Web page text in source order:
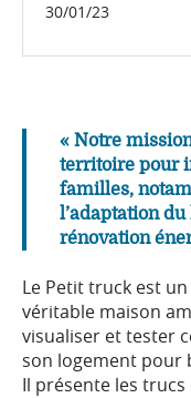
30/01/23
« Notre
territoire pour
familles,
l’adaptation
rénovation
Le Petit truck est
véritable maison
visualiser et tester
son logement pour
Il présente les